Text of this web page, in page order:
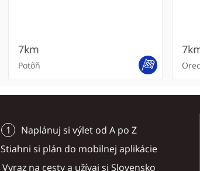
7km
Potôň
nas/
Naplánuj si výlet od A po Z
Stiahni si plán do mobilnej aplikácie
Vyraz na cesty a užívaj si Slovensko